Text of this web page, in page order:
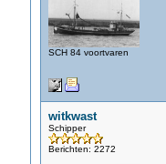
SCH 84 voortvaren
witkwast
Schipper
Berichten: 2272